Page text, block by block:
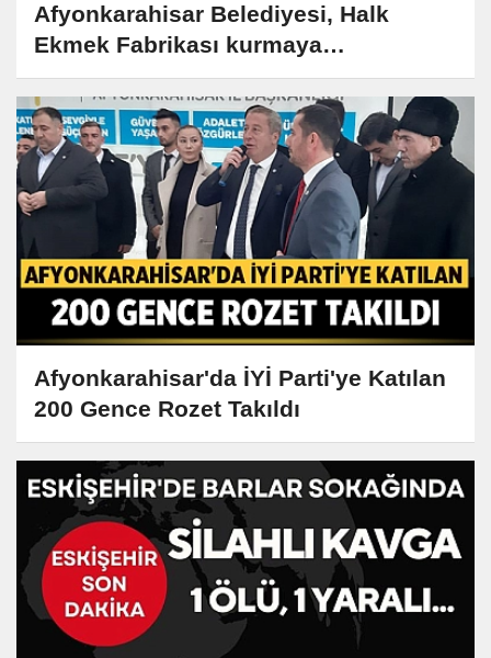
Afyonkarahisar Belediyesi, Halk
Ekmek Fabrikası kurmaya
hazırlanıyor
Afyonkarahisar'da İYİ Parti'ye Katılan
200 Gence Rozet Takıldı